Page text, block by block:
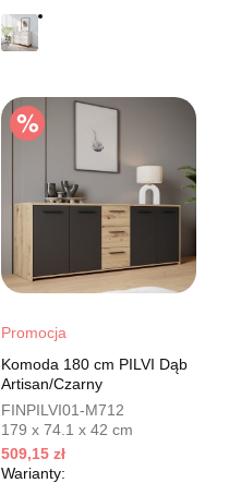
Promocja
Komoda 180 cm PILVI Dąb
Artisan/Czarny
FINPILVI01-M712
179 x 74.1 x 42 cm
509,15 zł
Warianty: